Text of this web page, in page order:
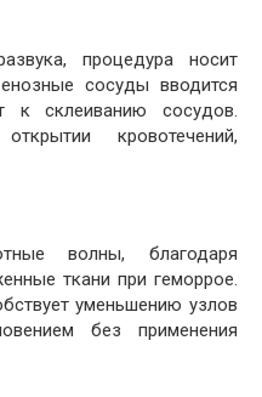
процедура носит
сосуды вводится
к склеиванию сосудов.
кровотечений,
волны, благодаря
ткани при геморрое.
уменьшению узлов
без применения